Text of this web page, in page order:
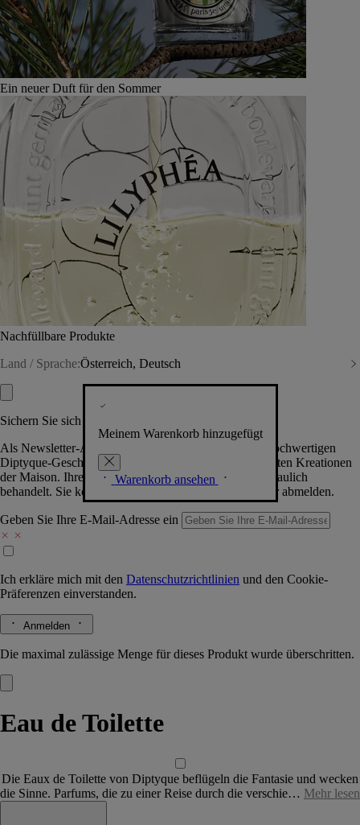
Ein neuer Duft für den Sommer
Nachfüllbare Produkte
Land / Sprache:Österreich, Deutsch
Meinem Warenkorb hinzugefügt
Warenkorb ansehen
Sichern Sie sich exklusive Vorteile
Als Newsletter-Abonnent.in erhalten Sie Zugang zu hochwertigen
Diptyque-Geschenken, Events & News über die neuesten Kreationen
der Maison. Ihre Daten werden selbstverständlich vertraulich
behandelt. Sie können sich jederzeit problemlos wieder abmelden.
Geben Sie Ihre E-Mail-Adresse ein
Ich erkläre mich mit den Datenschutzrichtlinien und den Cookie-
Präferenzen einverstanden.
Anmelden
Die maximal zulässige Menge für dieses Produkt wurde überschritten.
Eau de Toilette
Die Eaux de Toilette von Diptyque beflügeln die Fantasie und wecken
die Sinne. Parfums, die zu einer Reise durch die verschie… Mehr lesen